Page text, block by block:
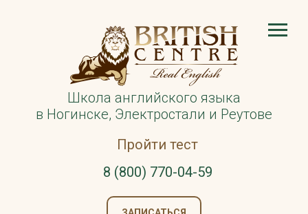
Школа английского языка
в Ногинске, Электростали и Реутове
Пройти тест
8 (800) 770-04-59